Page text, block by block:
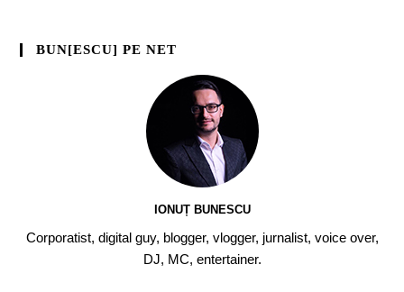
BUN[ESCU] PE NET
IONUȚ BUNESCU
Corporatist, digital guy, blogger, vlogger, jurnalist, voice over,
DJ, MC, entertainer.